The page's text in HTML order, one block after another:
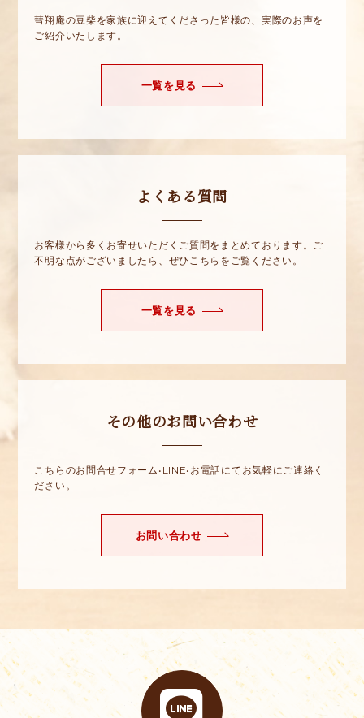
彗翔庵の豆柴を家族に迎えてくださった皆様の、実際のお声を
ご紹介いたします。
一覧を見る
よくある質問
お客様から多くお寄せいただくご質問をまとめております。ご
不明な点がございましたら、ぜひこちらをご覧ください。
一覧を見る
その他のお問い合わせ
こちらのお問合せフォーム•LINE•お電話にてお気軽にご連絡く
ださい。
お問い合わせ